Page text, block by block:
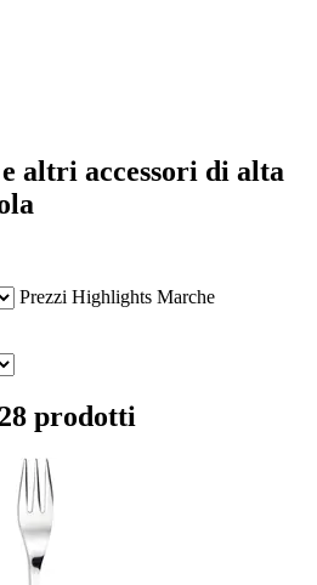
altri accessori di alta
Prezzi Highlights Marche
prodotti